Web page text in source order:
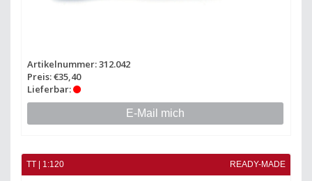
Artikelnummer: 312.042
Preis: €35,40
Lieferbar:
E-Mail mich
TT | 1:120 READY-MADE